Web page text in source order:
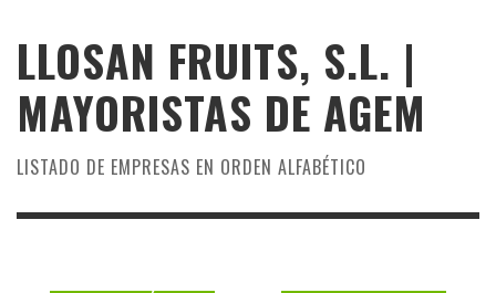
LLOSAN FRUITS, S.L. |
MAYORISTAS DE AGEM
LISTADO DE EMPRESAS EN ORDEN ALFABÉTICO